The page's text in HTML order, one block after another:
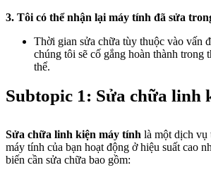
3. Tôi có thể nhận lại máy tính đã sửa
Thời gian sửa chữa tùy thuộc vào vấn
chúng tôi sẽ cố gắng hoàn thành trong
thể.
Subtopic 1: Sửa chữa linh
Sửa chữa linh kiện máy tính là một dịch vụ
máy tính của bạn hoạt động ở hiệu suất cao
biến cần sửa chữa bao gồm: